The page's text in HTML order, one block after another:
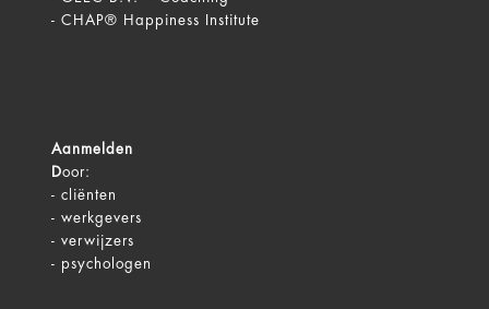
- CHAP® Happiness Institute
Aanmelden
Door:
- cliënten
- werkgevers
- verwijzers
- psychologen